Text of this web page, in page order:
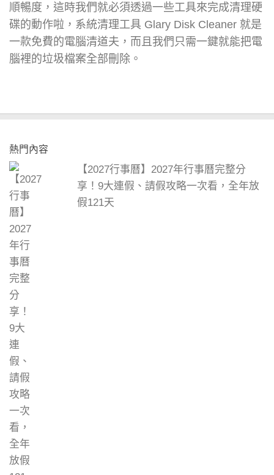
順暢度，這時我們就必須透過一些工具來完成清理硬
碟的動作啦，系統清理工具 Glary Disk Cleaner 就是
一款免費的電腦清道夫，而且我們只需一鍵就能把電
腦裡的垃圾檔案全部刪除。
熱門內容
【2027行事曆】2027年行事曆完整分
享！9大連假、請假攻略一次看，全年放
假121天